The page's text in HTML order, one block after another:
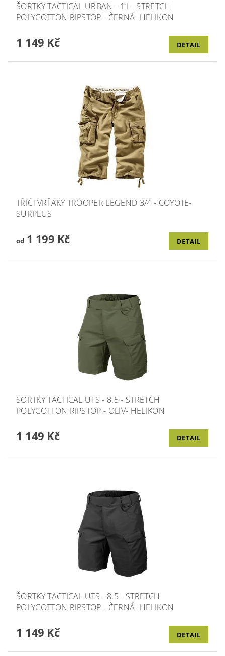
ŠORTKY TACTICAL URBAN - 11 - STRETCH
POLYCOTTON RIPSTOP - ČERNÁ- HELIKON
1 149 Kč DETAIL
TŘÍČTVRŤÁKY TROOPER LEGEND 3/4 - COYOTE-
SURPLUS
od1 199 Kč DETAIL
ŠORTKY TACTICAL UTS - 8.5 - STRETCH
POLYCOTTON RIPSTOP - OLIV- HELIKON
1 149 Kč DETAIL
ŠORTKY TACTICAL UTS - 8.5 - STRETCH
POLYCOTTON RIPSTOP - ČERNÁ- HELIKON
1 149 Kč DETAIL